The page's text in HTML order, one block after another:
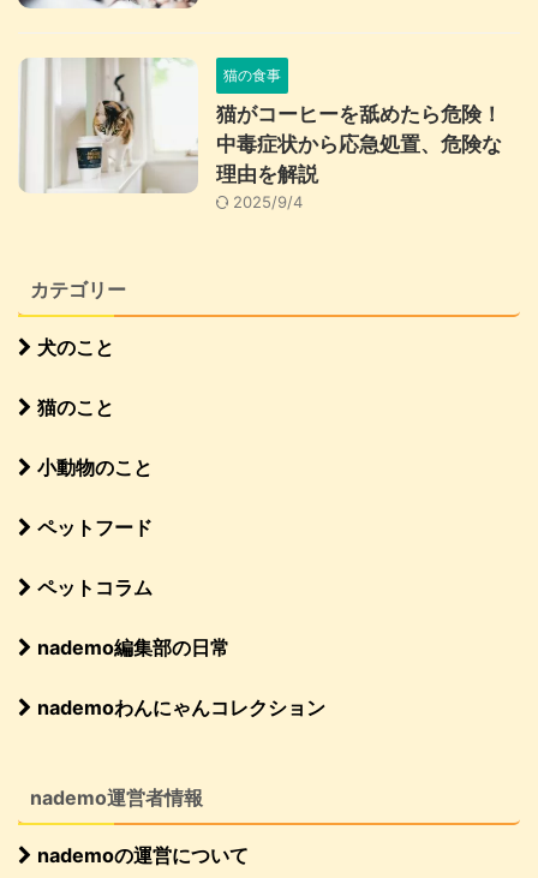
猫の食事
猫がコーヒーを舐めたら危険！
中毒症状から応急処置、危険な
理由を解説
2025/9/4
カテゴリー
犬のこと
猫のこと
小動物のこと
ペットフード
ペットコラム
nademo編集部の日常
nademoわんにゃんコレクション
nademo運営者情報
nademoの運営について